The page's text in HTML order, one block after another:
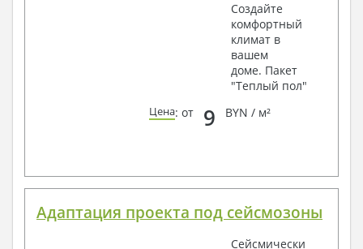
Создайте
комфортный
климат в
вашем
доме. Пакет
"Теплый пол"
Цена: от 9 BYN / м²
Адаптация проекта под сейсмозоны
Сейсмически